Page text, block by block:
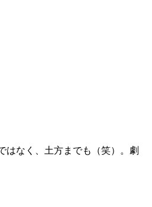
はなく、土方までも（笑）。劇